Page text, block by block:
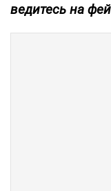
ведитесь на